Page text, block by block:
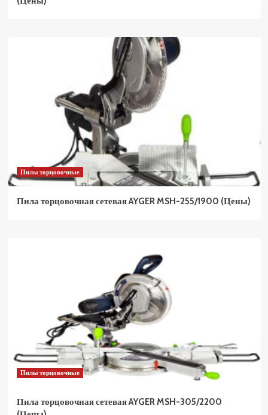
Пилы торцовочные
Пила торцовочная сетевая AYGER MSH-255/1900 (Цены)
Пилы торцовочные
Пила торцовочная сетевая AYGER MSH-305/2200